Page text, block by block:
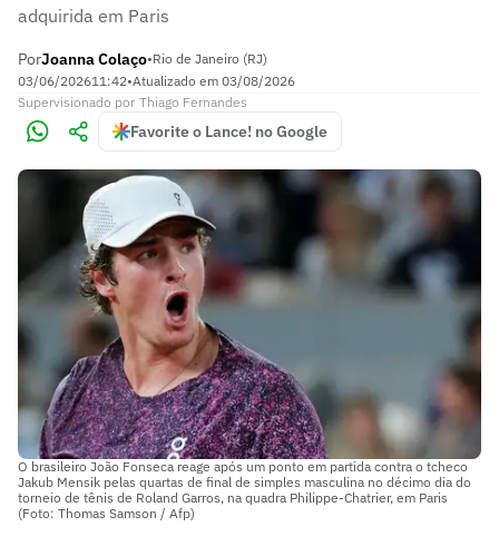
adquirida em Paris
PorJoanna Colaço•Rio de Janeiro (RJ)
03/06/202611:42•Atualizado em 03/08/2026
Supervisionado por Thiago Fernandes
Favorite o Lance! no Google
O brasileiro João Fonseca reage após um ponto em partida contra o tcheco
Jakub Mensik pelas quartas de final de simples masculina no décimo dia do
torneio de tênis de Roland Garros, na quadra Philippe-Chatrier, em Paris
(Foto: Thomas Samson / Afp)